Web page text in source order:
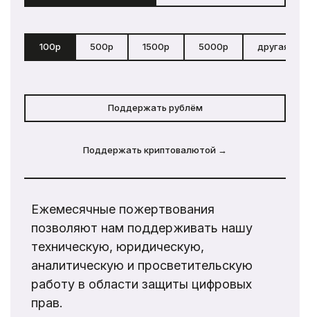
100р 500р 1500р 5000р другая
Поддержать рублём
Поддержать криптовалютой →
Ежемесячные пожертвования
позволяют нам поддерживать нашу
техническую, юридическую,
аналитическую и просветительскую
работу в области защиты цифровых
прав.